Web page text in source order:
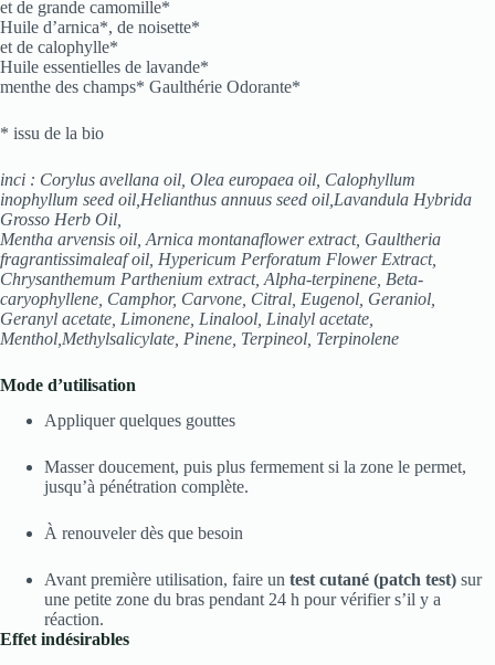
et de grande camomille*
Huile d’arnica*, de noisette*
et de calophylle*
Huile essentielles de lavande*
menthe des champs* Gaulthérie Odorante*
* issu de la bio
inci : Corylus avellana oil, Olea europaea oil, Calophyllum
inophyllum seed oil,Helianthus annuus seed oil,Lavandula Hybrida
Grosso Herb Oil,
Mentha arvensis oil, Arnica montanaflower extract, Gaultheria
fragrantissimaleaf oil, Hypericum Perforatum Flower Extract,
Chrysanthemum Parthenium extract, Alpha-terpinene, Beta-
caryophyllene, Camphor, Carvone, Citral, Eugenol, Geraniol,
Geranyl acetate, Limonene, Linalool, Linalyl acetate,
Menthol,Methylsalicylate, Pinene, Terpineol, Terpinolene
Mode d’utilisation
Appliquer quelques gouttes
Masser doucement, puis plus fermement si la zone le permet,
jusqu’à pénétration complète.
À renouveler dès que besoin
Avant première utilisation, faire un test cutané (patch test) sur
une petite zone du bras pendant 24 h pour vérifier s’il y a
réaction.
Effet indésirables